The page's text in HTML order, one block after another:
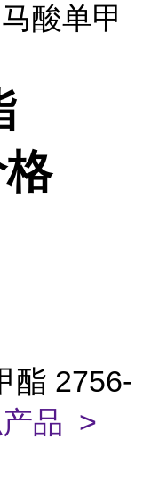
酸单甲
酯 2756-
品 >